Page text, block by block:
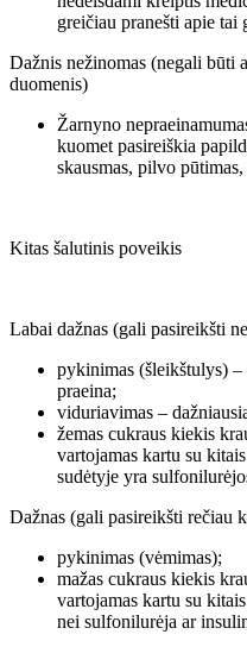
greičiau pranešti apie tai
Dažnis nežinomas (negali būti
duomenis)
Žarnyno
kuomet pasireiškia
skausmas, pilvo
Kitas šalutinis poveikis
Labai dažnas (gali pasireikšti
pykinimas (šleikštulys)
praeina;
viduriavimas –
žemas cukraus kiekis
vartojamas kartu su
sudėtyje yra
Dažnas (gali pasireikšti rečiau
pykinimas (vėmimas);
mažas cukraus kiekis
vartojamas kartu su
nei sulfonilurėja ar